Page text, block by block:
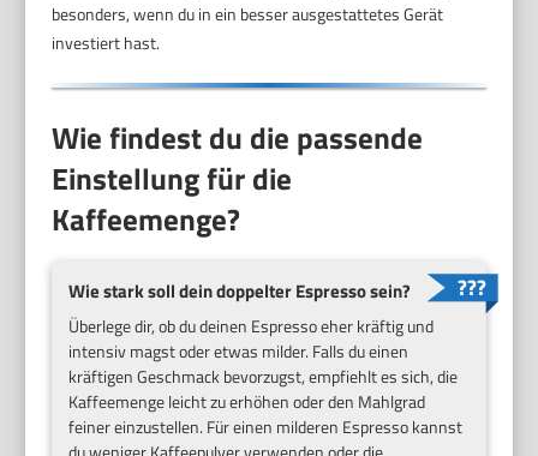
besonders, wenn du in ein besser ausgestattetes Gerät
investiert hast.
Wie findest du die passende
Einstellung für die
Kaffeemenge?
Wie stark soll dein doppelter Espresso sein?
Überlege dir, ob du deinen Espresso eher kräftig und
intensiv magst oder etwas milder. Falls du einen
kräftigen Geschmack bevorzugst, empfiehlt es sich, die
Kaffeemenge leicht zu erhöhen oder den Mahlgrad
feiner einzustellen. Für einen milderen Espresso kannst